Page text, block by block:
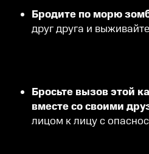
Бродите по морю
друг друга и
Бросьте вызов этой
вместе со своими
лицом к лицу с